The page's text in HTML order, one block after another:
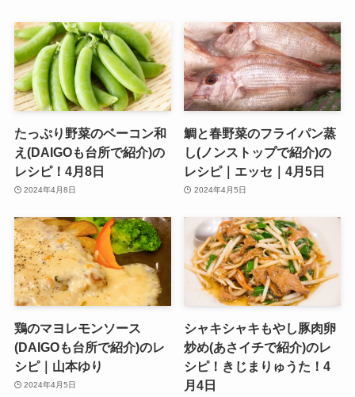
たっぷり野菜のベーコン和
え(DAIGOも台所で紹介)の
レシピ！4月8日
2024年4月8日
鯛と春野菜のフライパン蒸
し(ノンストップで紹介)の
レシピ｜エッセ｜4月5日
2024年4月5日
鶏のマヨレモンソース
(DAIGOも台所で紹介)のレ
シピ｜山本ゆり
2024年4月5日
シャキシャキもやし豚肉卵
炒め(あさイチで紹介)のレ
シピ！きじまりゅうた！4
月4日